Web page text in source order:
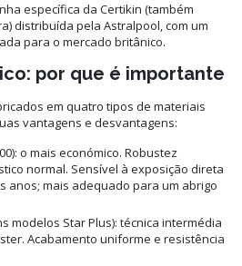
específica da Certikin (também
distribuída pela Astralpool, com um
para o mercado britânico.
por que é importante
em quatro tipos de materiais
vantagens e desvantagens:
o mais económico. Robustez
normal. Sensível à exposição direta
anos; mais adequado para um abrigo
modelos Star Plus): técnica intermédia
Acabamento uniforme e resistência